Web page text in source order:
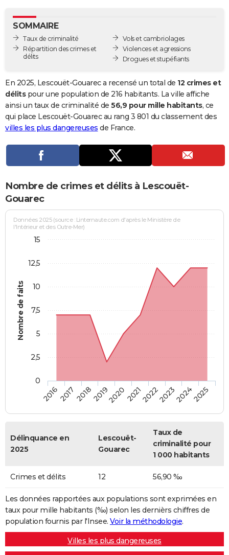
GUIDES D'ACHAT
BONS PLANS
Carte de Noël
Carte Bonne année
Carte Saint-Valentin
Carte Pâques
Carte d'anniversaire
DICTIONNAIRE
Dictionnaire
Biographies
Citations
Expressions
Proverbes
PROGRAMME TV
Se connecter
Entreprises
Service militaire
Avis de recherche
AVIS DE DÉCÈS
Bricolage
Lifestyle
Culture
Sport
Auto
Television
Voyage
Cinema
SOMMAIRE
Taux de criminalité
Répartition des crimes et
délits
Vols et cambriolages
Violences et agressions
Drogues et stupéfiants
En 2025, Lescouët-Gouarec a recensé un total de 12 crimes et
délitspour une population de 216 habitants. La ville affiche
ainsi un taux de criminalité de 56,9 pour mille habitants, ce
qui place Lescouët-Gouarec au rang 3 801 du classement des
villes les plus dangereuses de France.
Nombre de crimes et délits à Lescouët-
Gouarec
Nombre de faits
Données 2025 (source : Linternaute.com d'après le Ministère de
l'Intérieur et des Outre-Mer)
2016201720182019202020212022202320242025
0
2,5
5
7,5
10
12,5
15
Délinquance en
2025
Lescouët-
Gouarec
Taux de
criminalité pour
1 000 habitants
Crimes et délits 12 56,90 ‰
Les données rapportées aux populations sont exprimées en
taux pour mille habitants (‰) selon les dernièrs chiffres de
population fournis par l'Insee. Voir la méthodologie.
Villes les plus dangereuses